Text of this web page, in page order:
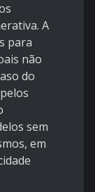
A
para
não
do
sem
em